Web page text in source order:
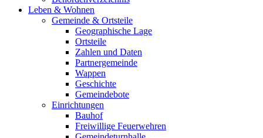
Leben & Wohnen
Gemeinde & Ortsteile
Geographische Lage
Ortsteile
Zahlen und Daten
Partnergemeinde
Wappen
Geschichte
Gemeindebote
Einrichtungen
Bauhof
Freiwillige Feuerwehren